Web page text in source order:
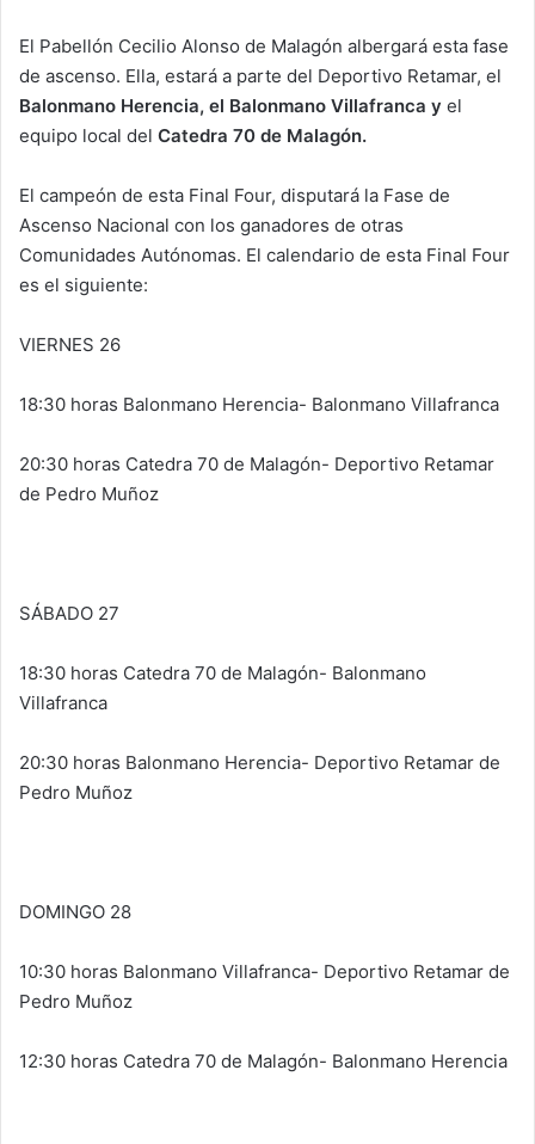
El Pabellón Cecilio Alonso de Malagón albergará esta fase
de ascenso. Ella, estará a parte del Deportivo Retamar, el
Balonmano Herencia, el Balonmano Villafranca y el
equipo local del Catedra 70 de Malagón.
El campeón de esta Final Four, disputará la Fase de
Ascenso Nacional con los ganadores de otras
Comunidades Autónomas. El calendario de esta Final Four
es el siguiente:
VIERNES 26
18:30 horas Balonmano Herencia- Balonmano Villafranca
20:30 horas Catedra 70 de Malagón- Deportivo Retamar
de Pedro Muñoz
SÁBADO 27
18:30 horas Catedra 70 de Malagón- Balonmano
Villafranca
20:30 horas Balonmano Herencia- Deportivo Retamar de
Pedro Muñoz
DOMINGO 28
10:30 horas Balonmano Villafranca- Deportivo Retamar de
Pedro Muñoz
12:30 horas Catedra 70 de Malagón- Balonmano Herencia